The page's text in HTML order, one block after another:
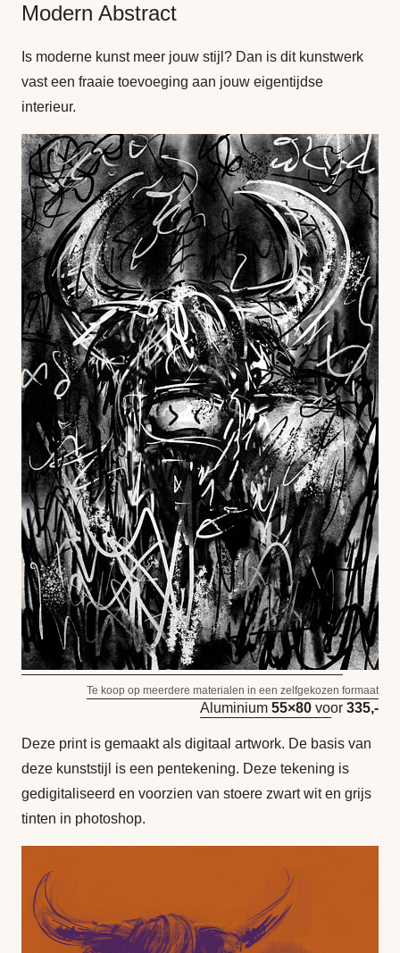
Modern Abstract
Is moderne kunst meer jouw stijl? Dan is dit kunstwerk
vast een fraaie toevoeging aan jouw eigentijdse
interieur.
Te koop op meerdere materialen in een zelfgekozen formaat
Aluminium 55×80 voor 335,-
Deze print is gemaakt als digitaal artwork. De basis van
deze kunststijl is een pentekening. Deze tekening is
gedigitaliseerd en voorzien van stoere zwart wit en grijs
tinten in photoshop.